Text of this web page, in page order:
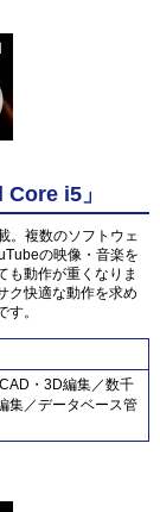
i5」
。複数のソフトウェ
の映像・音楽を
も動作が重くなりま
ク快適な動作を求め
。
・3D編集／数千
集／データベース管